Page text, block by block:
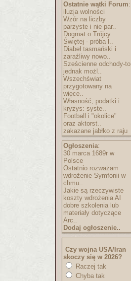
Ostatnie wątki Forum:
iluzja wolności
Wzór na liczby
parzyste i nie par..
Dogmat o Trójcy
Świętej - próba l..
Diabeł tasmański i
zaraźliwy nowo..
Sześcienne odchody-to
jednak możl..
Wszechświat
przygotowany na
więce..
Własność, podatki i
kryzys: syste..
Football i "okolice"
oraz aktorst..
zakazane jabłko z raju
Ogłoszenia:
30 marca 1689r w
Polsce
Ostatnio rozważam
wdrożenie Symfonii w
chmu..
Jakie są rzeczywiste
koszty wdrożenia AI
dobre szkolenia lub
materiały dotyczące
Arc..
Dodaj ogłoszenie..
Czy wojna USA/Iran
skoczy się w 2026?
Raczej tak
Chyba tak